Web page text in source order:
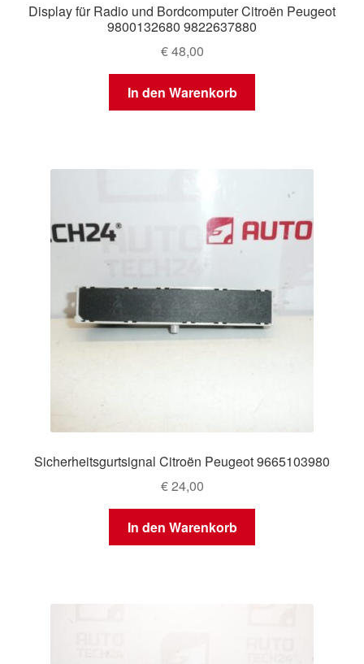
Display für Radio und Bordcomputer Citroën Peugeot
9800132680 9822637880
€48,00
In den Warenkorb
Sicherheitsgurtsignal Citroën Peugeot 9665103980
€24,00
In den Warenkorb